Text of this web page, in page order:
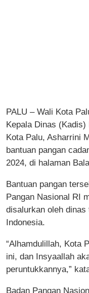
PALU – Wali Kota
Kepala Dinas (Kadis)
Kota Palu, Asharrini
bantuan pangan
2024, di halaman
Bantuan pangan
Pangan Nasional RI
disalurkan oleh
Indonesia.
“Alhamdulillah, Kota
ini, dan Insyaallah
peruntukkannya,”
Badan Pangan